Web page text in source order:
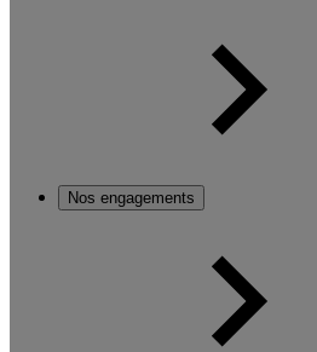
Nos engagements